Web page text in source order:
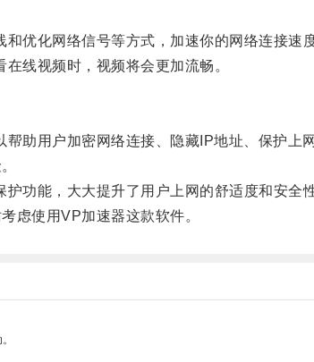
化网络信号等方式，加速你的网络连接速度
线视频时，视频将会更加流畅。
用户加密网络连接、隐藏IP地址、保护上网
能，大大提升了用户上网的舒适度和安全性
使用VP加速器这款软件。